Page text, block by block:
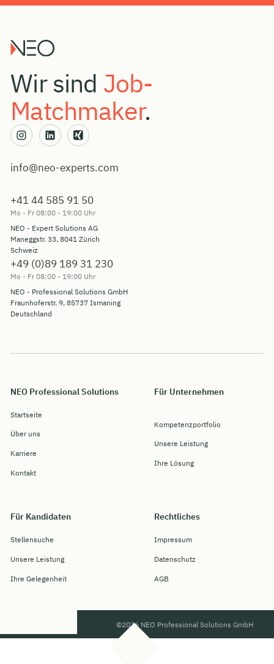
Wir sind Job-
Matchmaker.
info@neo-experts.com
+41 44 585 91 50
Mo - Fr 08:00 - 19:00 Uhr
NEO - Expert Solutions AG
Maneggstr. 33, 8041 Zürich
Schweiz
+49 (0)89 189 31 230
Mo - Fr 08:00 - 19:00 Uhr
NEO - Professional Solutions GmbH
Fraunhoferstr. 9, 85737 Ismaning
Deutschland
NEO Professional Solutions
Startseite
Über uns
Karriere
Kontakt
Für Unternehmen
Kompetenzportfolio
Unsere Leistung
Ihre Lösung
Für Kandidaten
Stellensuche
Unsere Leistung
Ihre Gelegenheit
Rechtliches
Impressum
Datenschutz
AGB
©2026 NEO Professional Solutions GmbH